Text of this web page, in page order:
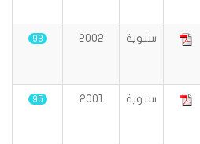
سنوية 2002
93
سنوية 2001
95